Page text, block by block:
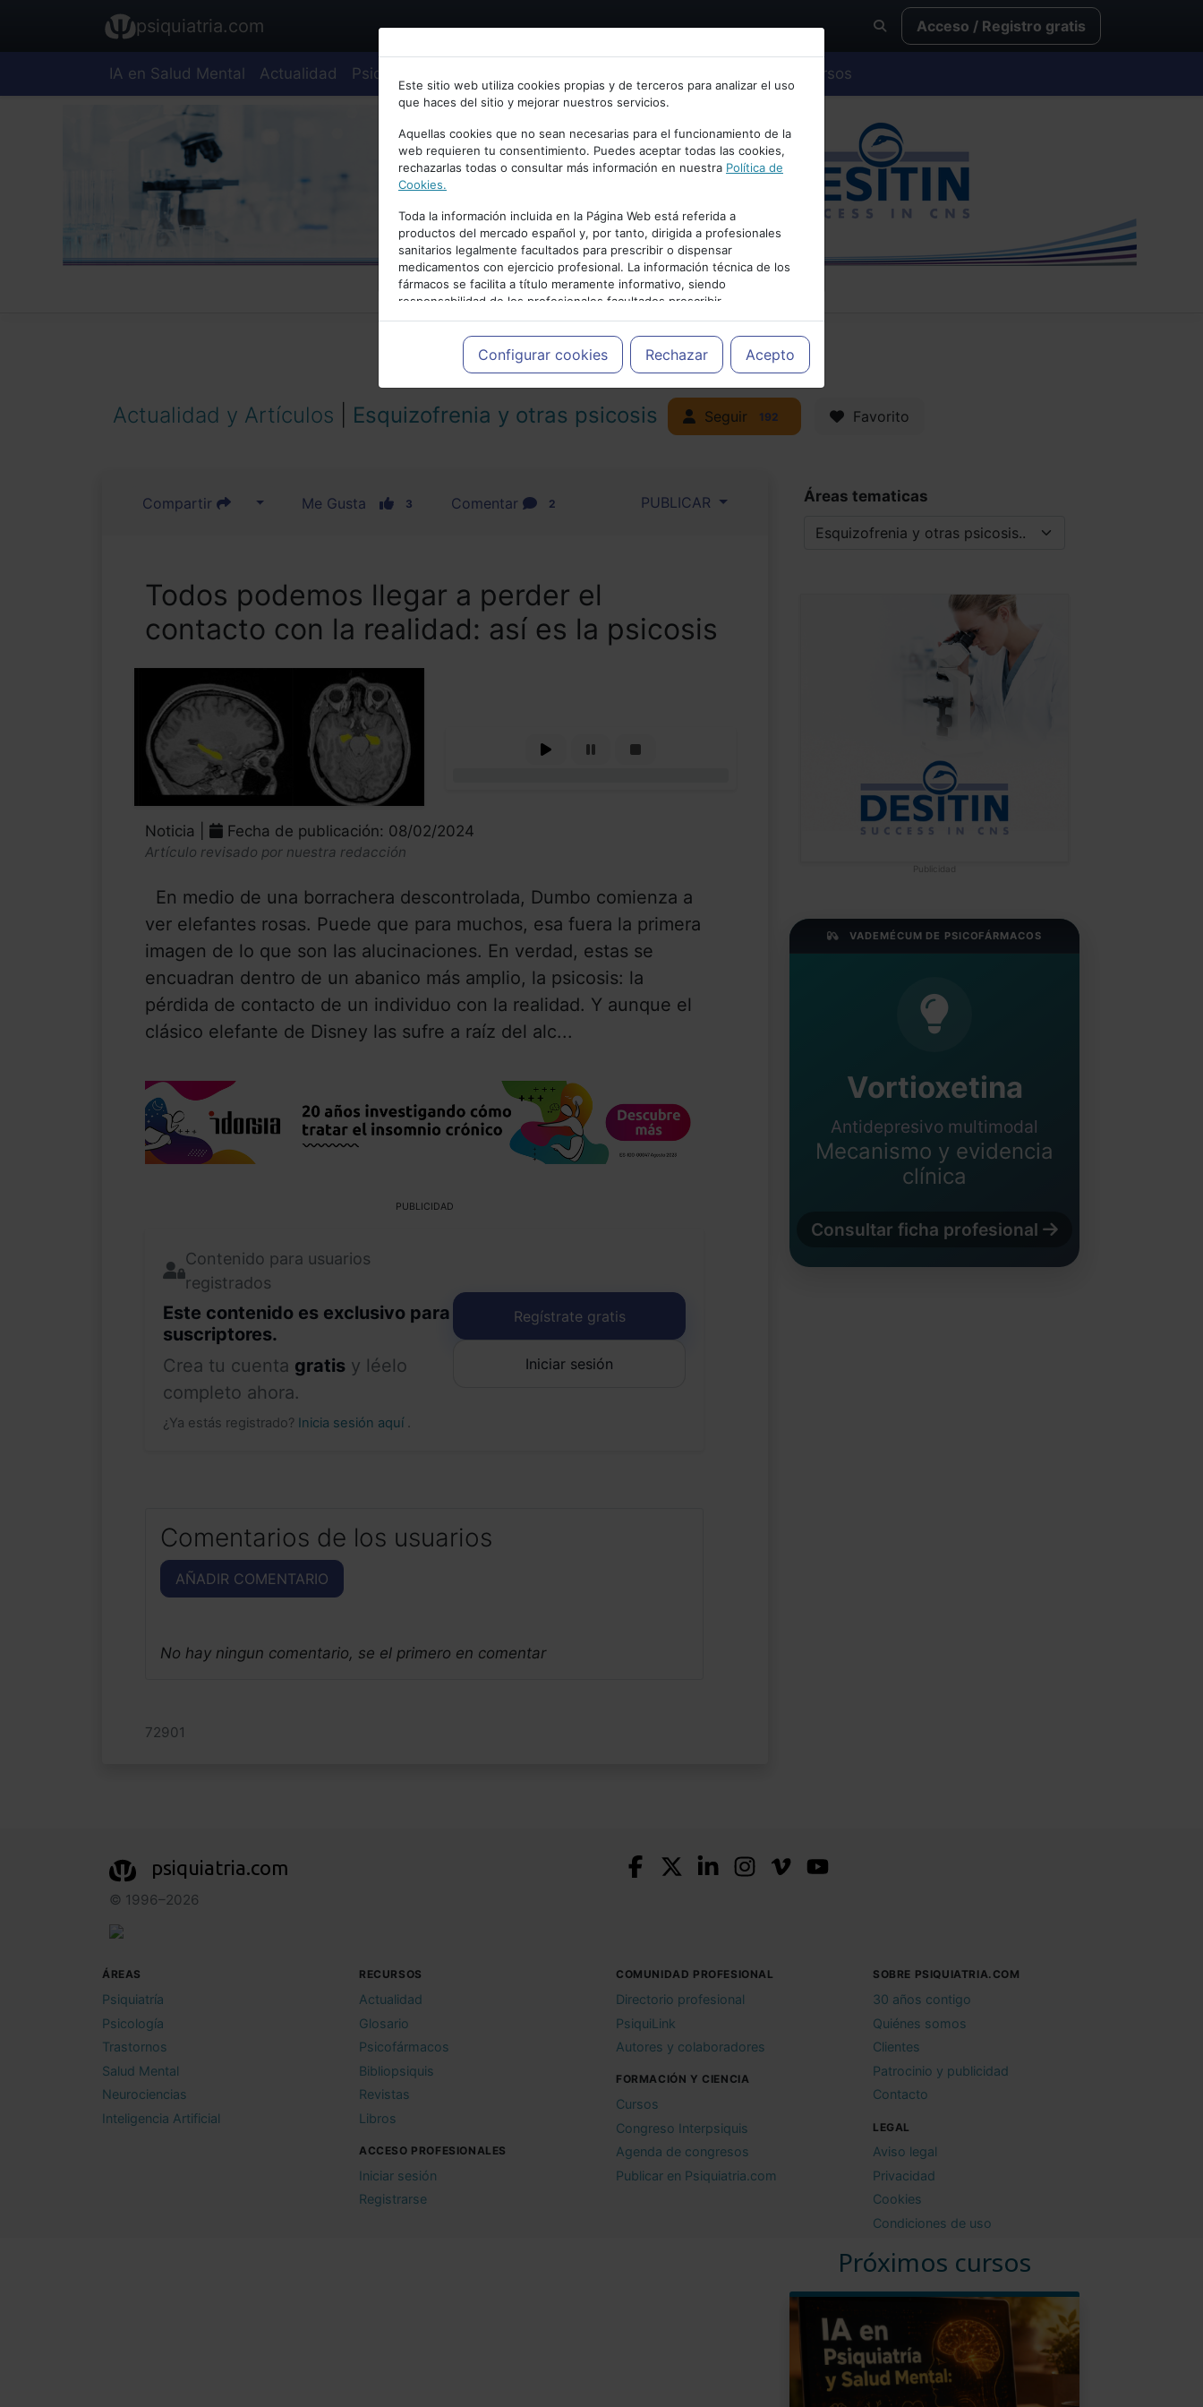
Bienvenid@ a psiquiatria.com
Escribe tu Email
Accede o regístrate con tu email.
Cancelar
psiquiatria.com Acceso / Registro gratis
IA en Salud Mental Actualidad Psiquiatría Cursos
Este sitio web utiliza cookies propias y de terceros para analizar el uso
que haces del sitio y mejorar nuestros servicios.
Aquellas cookies que no sean necesarias para el funcionamiento de la
web requieren tu consentimiento. Puedes aceptar todas las cookies,
rechazarlas todas o consultar más información en nuestra Política de
Cookies.
Toda la información incluida en la Página Web está referida a
productos del mercado español y, por tanto, dirigida a profesionales
sanitarios legalmente facultados para prescribir o dispensar
medicamentos con ejercicio profesional. La información técnica de los
fármacos se facilita a título meramente informativo, siendo
responsabilidad de los profesionales facultados prescribir
medicamentos y decidir, en cada caso concreto, el tratamiento más
adecuado a las necesidades del paciente.
Configurar cookies Rechazar Acepto
PUBLICIDAD
Actualidad y Artículos Esquizofrenia y otras psicosis Seguir 192 Favorito
Compartir Me Gusta 3 Comentar 2 PUBLICAR
Todos podemos llegar a perder el
contacto con la realidad: así es la psicosis
Noticia | Fecha de publicación: 08/02/2024
Artículo revisado por nuestra redacción
En medio de una borrachera descontrolada, Dumbo comienza a
ver elefantes rosas. Puede que para muchos, esa fuera la primera
imagen de lo que son las alucinaciones. En verdad, estas se
encuadran dentro de un abanico más amplio, la psicosis: la
pérdida de contacto de un individuo con la realidad. Y aunque el
clásico elefante de Disney las sufre a raíz del alc...
PUBLICIDAD
Contenido para usuarios
registrados
Este contenido es exclusivo para
suscriptores.
Crea tu cuenta gratis y léelo
completo ahora.
¿Ya estás registrado? Inicia sesión aquí .
Regístrate gratis
Iniciar sesión
Comentarios de los usuarios
AÑADIR COMENTARIO
No hay ningun comentario, se el primero en comentar
72901
Áreas tematicas
Publicidad
VADEMÉCUM DE PSICOFÁRMACOS
Vortioxetina
Antidepresivo multimodal
Mecanismo y evidencia
clínica
Consultar ficha profesional
Próximos cursos
psiquiatria.com
© 1996–2026
ÁREAS
Psiquiatría
Psicología
Trastornos
Salud Mental
Neurociencias
Inteligencia Artificial
RECURSOS
Actualidad
Glosario
Psicofármacos
Bibliopsiquis
Revistas
Libros
ACCESO PROFESIONALES
Iniciar sesión
Registrarse
COMUNIDAD PROFESIONAL
Directorio profesional
PsiquiLink
Autores y colaboradores
FORMACIÓN Y CIENCIA
Cursos
Congreso Interpsiquis
Agenda de congresos
Publicar en Psiquiatria.com
SOBRE PSIQUIATRIA.COM
30 años contigo
Quiénes somos
Clientes
Patrocinio y publicidad
Contacto
LEGAL
Aviso legal
Privacidad
Cookies
Condiciones de uso